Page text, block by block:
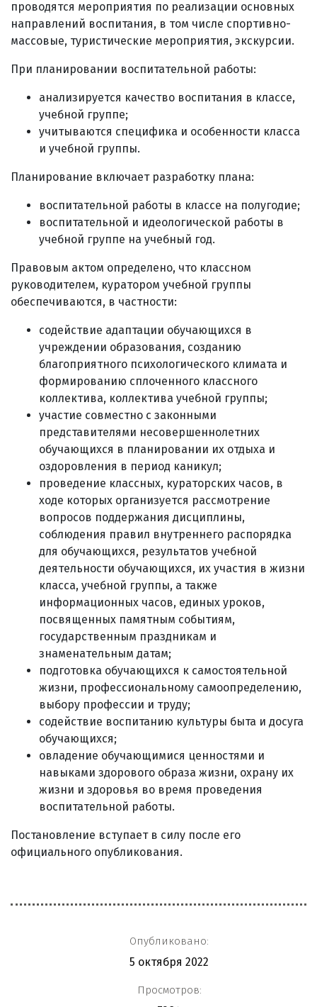
проводятся мероприятия по реализации основных
направлений воспитания, в том числе спортивно-
массовые, туристические мероприятия, экскурсии.
При планировании воспитательной работы:
анализируется качество воспитания в классе,
учебной группе;
учитываются специфика и особенности класса
и учебной группы.
Планирование включает разработку плана:
воспитательной работы в классе на полугодие;
воспитательной и идеологической работы в
учебной группе на учебный год.
Правовым актом определено, что классном
руководителем, куратором учебной группы
обеспечиваются, в частности:
содействие адаптации обучающихся в
учреждении образования, созданию
благоприятного психологического климата и
формированию сплоченного классного
коллектива, коллектива учебной группы;
участие совместно с законными
представителями несовершеннолетних
обучающихся в планировании их отдыха и
оздоровления в период каникул;
проведение классных, кураторских часов, в
ходе которых организуется рассмотрение
вопросов поддержания дисциплины,
соблюдения правил внутреннего распорядка
для обучающихся, результатов учебной
деятельности обучающихся, их участия в жизни
класса, учебной группы, а также
информационных часов, единых уроков,
посвященных памятным событиям,
государственным праздникам и
знаменательным датам;
подготовка обучающихся к самостоятельной
жизни, профессиональному самоопределению,
выбору профессии и труду;
содействие воспитанию культуры быта и досуга
обучающихся;
овладение обучающимися ценностями и
навыками здорового образа жизни, охрану их
жизни и здоровья во время проведения
воспитательной работы.
Постановление вступает в силу после его
официального опубликования.
Опубликовано:
5 октября 2022
Просмотров: